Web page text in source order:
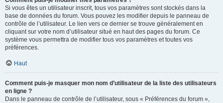
Si vous êtes un utilisateur inscrit, tous vos paramètres sont stockés dans la
base de données du forum. Vous pouvez les modifier depuis le panneau de
contrôle de l’utilisateur. Le lien vers ce dernier se trouve généralement en
cliquant sur votre nom d’utilisateur situé en haut des pages du forum. Ce
système vous permettra de modifier tous vos paramètres et toutes vos
préférences.
Haut
Comment puis-je masquer mon nom d’utilisateur de la liste des utilisateurs
en ligne ?
Dans le panneau de contrôle de l’utilisateur, sous « Préférences du forum »,